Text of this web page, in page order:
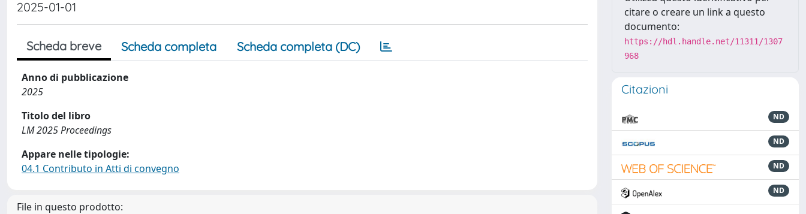
2025-01-01
Scheda breve Scheda completa Scheda completa (DC)
Anno di pubblicazione
2025
Titolo del libro
LM 2025 Proceedings
Appare nelle tipologie:
04.1 Contributo in Atti di convegno
File in questo prodotto:
citare o creare un link a questo
documento:
https://hdl.handle.net/11311/1307
968
Citazioni
ND
ND
ND
ND